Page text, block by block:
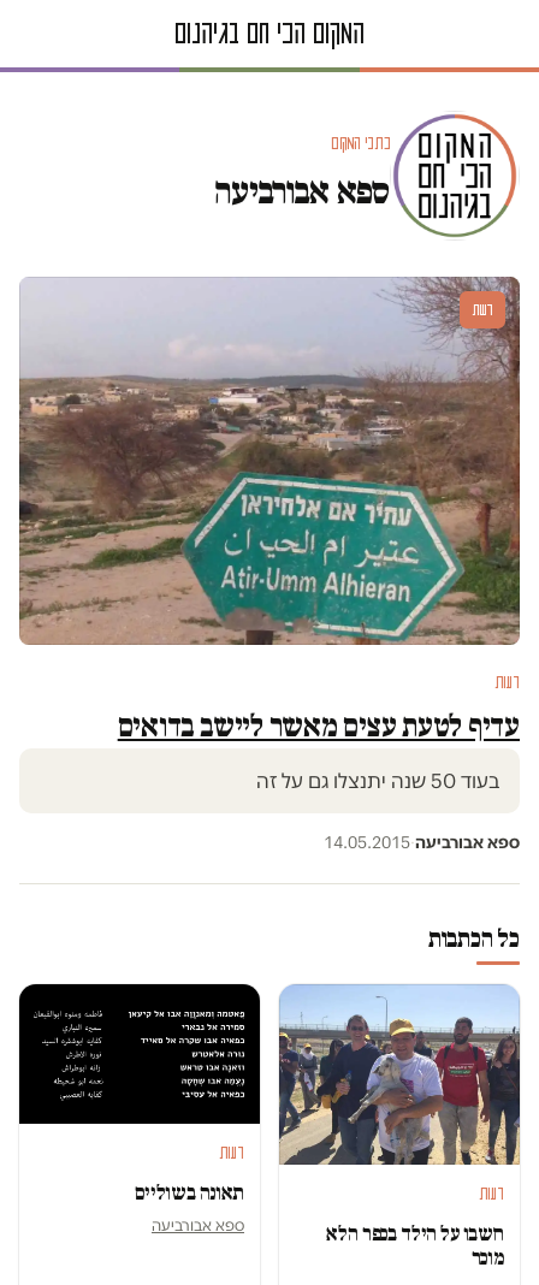
כתבי המקום
ספא אבורביעה
דעות
דעות
עדיף לטעת עצים מאשר ליישב בדואים
בעוד 50 שנה יתנצלו גם על זה
ספא אבורביעה·
14.05.2015
כל הכתבות
דעות
חשבו על הילד בכפר הלא
מוכר
דעות
תאונה בשוליים
ספא אבורביעה